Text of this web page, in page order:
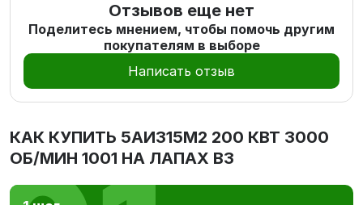
Отзывов еще нет
Поделитесь мнением, чтобы помочь другим
покупателям в выборе
Написать отзыв
КАК КУПИТЬ 5АИ315M2 200 КВТ 3000
ОБ/МИН 1001 НА ЛАПАХ В3